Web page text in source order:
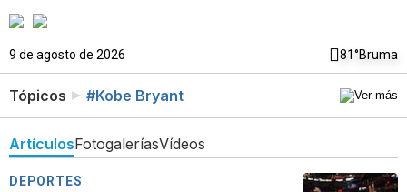
9 de agosto de 2026 81°Bruma
Tópicos #Kobe Bryant
ArtículosFotogaleríasVídeos
DEPORTES